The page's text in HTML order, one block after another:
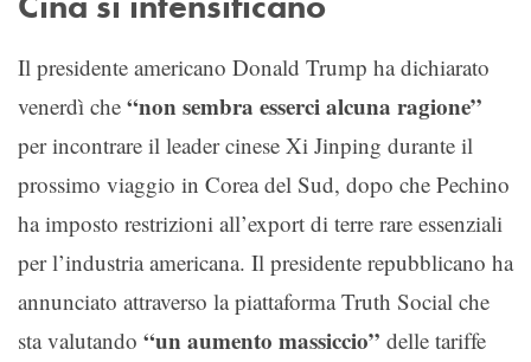
Il presidente americano Donald Trump ha dichiarato
venerdì che “non sembra esserci alcuna ragione”
per incontrare il leader cinese Xi Jinping durante il
prossimo viaggio in Corea del Sud, dopo che Pechino
ha imposto restrizioni all’export di terre rare essenziali
per l’industria americana. Il presidente repubblicano ha
annunciato attraverso la piattaforma Truth Social che
sta valutando “un aumento massiccio” delle tariffe